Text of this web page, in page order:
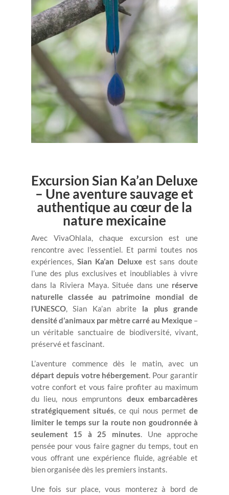
Excursion Sian Ka’an Deluxe
– Une aventure sauvage et
authentique au cœur de la
nature mexicaine
Avec VivaOhlala, chaque excursion est une
rencontre avec l’essentiel. Et parmi toutes nos
expériences, Sian Ka’an Deluxe est sans doute
l’une des plus exclusives et inoubliables à vivre
dans la Riviera Maya. Située dans une réserve
naturelle classée au patrimoine mondial de
l’UNESCO, Sian Ka’an abrite la plus grande
densité d’animaux par mètre carré au Mexique –
un véritable sanctuaire de biodiversité, vivant,
préservé et fascinant.
L’aventure commence dès le matin, avec un
départ depuis votre hébergement . Pour garantir
votre confort et vous faire profiter au maximum
du lieu, nous empruntons deux embarcadères
stratégiquement situés , ce qui nous permetde
limiter le temps sur la route non goudronnée à
seulement 15 à 25 minutes . Une approche
pensée pour vous faire gagner du temps, tout en
vous offrant une expérience fluide, agréable et
bien organisée dès les premiers instants.
Une fois sur place, vous monterez à bord de